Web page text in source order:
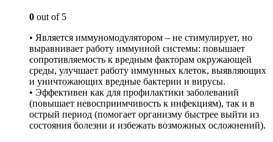
0 out of 5
• Является иммуномодулятором – не стимулирует, но
выравнивает работу иммунной системы: повышает
сопротивляемость к вредным факторам окружающей
среды, улучшает работу иммунных клеток, выявляющих
и уничтожающих вредные бактерии и вирусы.
• Эффективен как для профилактики заболеваний
(повышает невосприимчивость к инфекциям), так и в
острый период (помогает организму быстрее выйти из
состояния болезни и избежать возможных осложнений).